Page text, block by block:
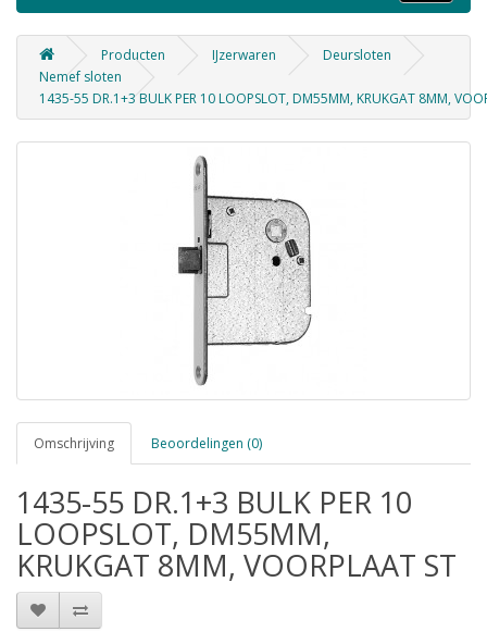
Producten IJzerwaren
Deursloten
Nemef sloten
1435-55 DR.1+3 BULK PER 10 LOOPSLOT, DM55MM, KRUKGAT 8MM,
Omschrijving Beoordelingen (0)
1435-55 DR.1+3 BULK PER 10
LOOPSLOT, DM55MM,
KRUKGAT 8MM, VOORPLAAT ST